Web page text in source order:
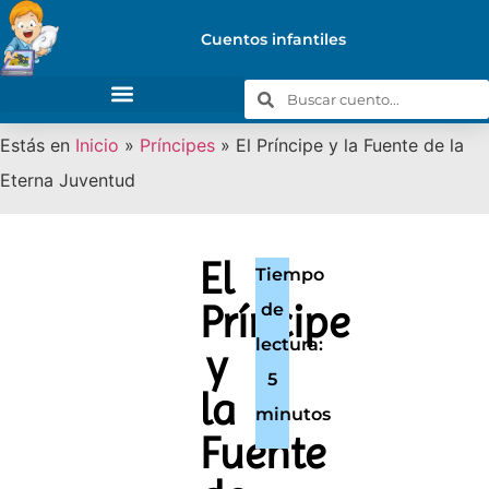
Cuentos infantiles
Estás en Inicio » Príncipes » El Príncipe y la Fuente de la
Eterna Juventud
El
Príncipe
y
la
Fuente
Tiempo
de
lectura:
5
minutos